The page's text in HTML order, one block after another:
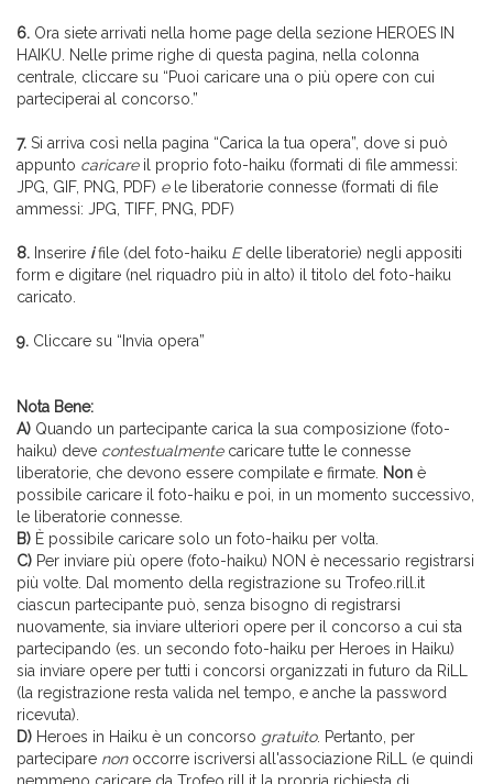
6. Ora siete arrivati nella home page della sezione HEROES IN
HAIKU. Nelle prime righe di questa pagina, nella colonna
centrale, cliccare su “Puoi caricare una o più opere con cui
parteciperai al concorso.”
7. Si arriva così nella pagina “Carica la tua opera”, dove si può
appunto caricareil proprio foto-haiku (formati di file ammessi:
JPG, GIF, PNG, PDF) ele liberatorie connesse (formati di file
ammessi: JPG, TIFF, PNG, PDF)
8. Inserire ifile (del foto-haiku Edelle liberatorie) negli appositi
form e digitare (nel riquadro più in alto) il titolo del foto-haiku
caricato.
9. Cliccare su “Invia opera”
Nota Bene:
A) Quando un partecipante carica la sua composizione (foto-
haiku) deve contestualmentecaricare tutte le connesse
liberatorie, che devono essere compilate e firmate. Non è
possibile caricare il foto-haiku e poi, in un momento successivo,
le liberatorie connesse.
B) È possibile caricare solo un foto-haiku per volta.
C) Per inviare più opere (foto-haiku) NON è necessario registrarsi
più volte. Dal momento della registrazione su Trofeo.rill.it
ciascun partecipante può, senza bisogno di registrarsi
nuovamente, sia inviare ulteriori opere per il concorso a cui sta
partecipando (es. un secondo foto-haiku per Heroes in Haiku)
sia inviare opere per tutti i concorsi organizzati in futuro da RiLL
(la registrazione resta valida nel tempo, e anche la password
ricevuta).
D) Heroes in Haiku è un concorso gratuito. Pertanto, per
partecipare nonoccorre iscriversi all'associazione RiLL (e quindi